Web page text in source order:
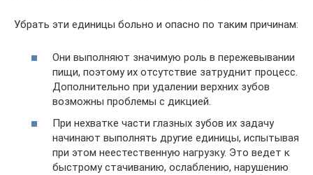
Убрать эти единицы больно и опасно по таким причинам:
Они выполняют значимую роль в пережевывании
пищи, поэтому их отсутствие затруднит процесс.
Дополнительно при удалении верхних зубов
возможны проблемы с дикцией.
При нехватке части глазных зубов их задачу
начинают выполнять другие единицы, испытывая
при этом неестественную нагрузку. Это ведет к
быстрому стачиванию, ослаблению, нарушению